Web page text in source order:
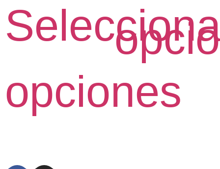
opciones